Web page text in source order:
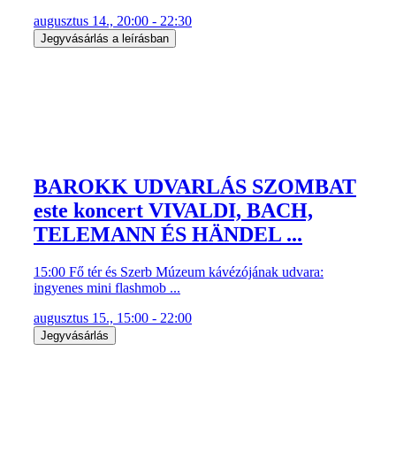
augusztus 14., 20:00 - 22:30
Jegyvásárlás a leírásban
BAROKK UDVARLÁS SZOMBAT
este koncert VIVALDI, BACH,
TELEMANN ÉS HÄNDEL ...
15:00 Fő tér és Szerb Múzeum kávézójának udvara:
ingyenes mini flashmob ...
augusztus 15., 15:00 - 22:00
Jegyvásárlás